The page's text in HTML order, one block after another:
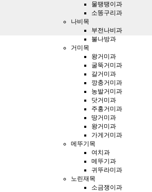
물땡땡이과
소똥구리과
나비목
부전나비과
불나방과
거미목
왕거미과
굴뚝거미과
갈거미과
깡충거미과
농발거미과
닷거미과
주홍거미과
땅거미과
왕거미과
가게거미과
메뚜기목
여치과
메뚜기과
귀뚜라미과
노린재목
소금쟁이과